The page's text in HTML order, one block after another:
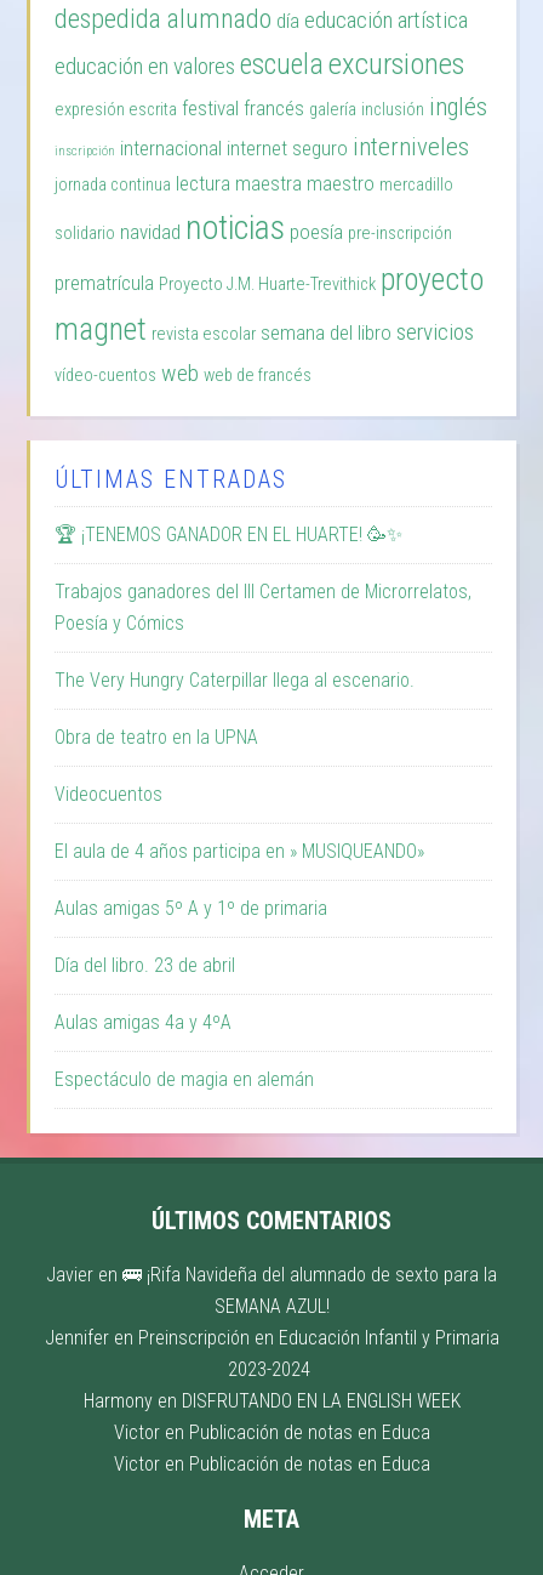
despedida alumnado día educación artística
educación en valores escuelaexcursiones
expresión escrita festival francés galería inclusión inglés
inscripción internacional internet seguro interniveles
jornada continua lectura maestra maestro mercadillo
solidario navidad noticias poesía pre-inscripción
prematrícula Proyecto J.M. Huarte-Trevithick proyecto
magnet revista escolar semana del libro servicios
vídeo-cuentos web web de francés
ÚLTIMAS ENTRADAS
🏆 ¡TENEMOS GANADOR EN EL HUARTE! 🥳✨
Trabajos ganadores del III Certamen de Microrrelatos,
Poesía y Cómics
The Very Hungry Caterpillar llega al escenario.
Obra de teatro en la UPNA
Videocuentos
El aula de 4 años participa en » MUSIQUEANDO»
Aulas amigas 5º A y 1º de primaria
Día del libro. 23 de abril
Aulas amigas 4a y 4ºA
Espectáculo de magia en alemán
ÚLTIMOS COMENTARIOS
Javier en 🚌 ¡Rifa Navideña del alumnado de sexto para la
SEMANA AZUL!
Jenniferen Preinscripción en Educación Infantil y Primaria
2023-2024
Harmonyen DISFRUTANDO EN LA ENGLISH WEEK
Victoren Publicación de notas en Educa
Victoren Publicación de notas en Educa
META